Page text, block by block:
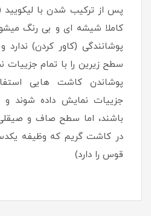
پس از ترکیب شدن با
کاملا شیشه ای و بی رنگ
پوشانندگی (کاور کردن) ندارد
سطح زیرین را با تمام جزییات
پوشاندن کاشت هایی
جزییات نمایش داده شوند و
باشند، اما سطح صاف و
در کاشت گریم که وظیفه
قوس را دارد)